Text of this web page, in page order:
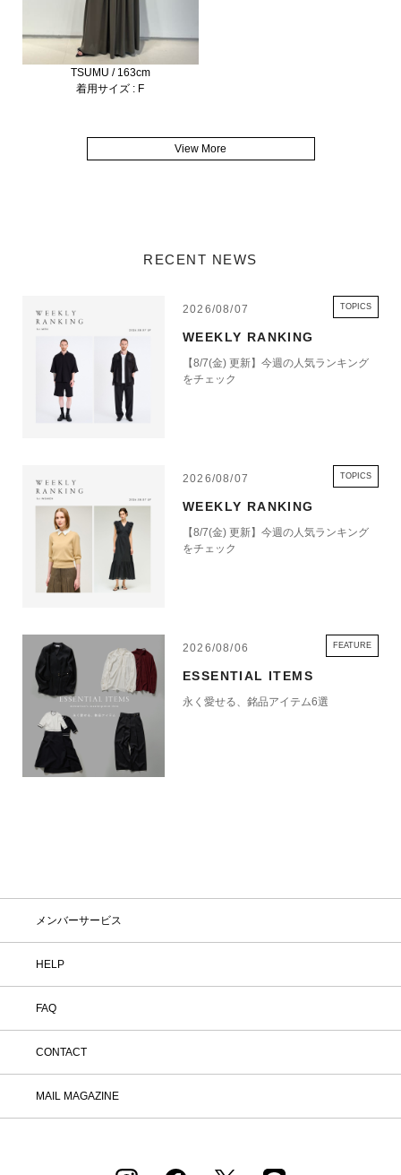
TSUMU / 163cm
着用サイズ : F
View More
RECENT NEWS
2026/08/07 TOPICS
WEEKLY RANKING
【8/7(金) 更新】今週の人気ランキング
をチェック
2026/08/07 TOPICS
WEEKLY RANKING
【8/7(金) 更新】今週の人気ランキング
をチェック
2026/08/06 FEATURE
ESSENTIAL ITEMS
永く愛せる、銘品アイテム6選
メンバーサービス
HELP
FAQ
CONTACT
MAIL MAGAZINE